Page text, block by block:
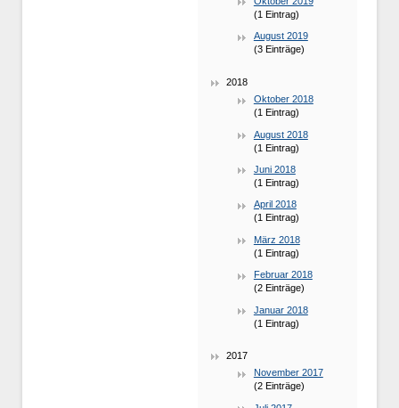
(1 Eintrag)
August 2019
(3 Einträge)
2018
Oktober 2018
(1 Eintrag)
August 2018
(1 Eintrag)
Juni 2018
(1 Eintrag)
April 2018
(1 Eintrag)
März 2018
(1 Eintrag)
Februar 2018
(2 Einträge)
Januar 2018
(1 Eintrag)
2017
November 2017
(2 Einträge)